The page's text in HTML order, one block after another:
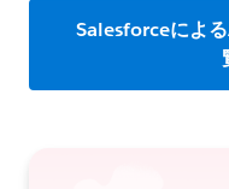
Salesforceによ